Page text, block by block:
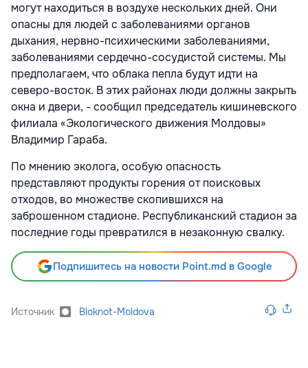
могут находиться в воздухе нескольких дней. Они
опасны для людей с заболеваниями органов
дыхания, нервно-психическими заболеваниями,
заболеваниями сердечно-сосудистой системы. Мы
предполагаем, что облака пепла будут идти на
северо-восток. В этих районах люди должны закрыть
окна и двери, - сообщил председатель кишиневского
филиала «Экологического движения Молдовы»
Владимир Гараба.
По мнению эколога, особую опасность
представляют продукты горения от поисковых
отходов, во множестве скопившихся на
заброшенном стадионе. Республиканский стадион за
последние годы превратился в незаконную свалку.
Подпишитесь на новости Point.md в Google
Источник Bloknot-Moldova